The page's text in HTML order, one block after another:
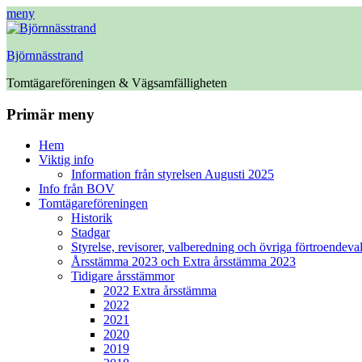
meny
Björnnässtrand
Tomtägareföreningen & Vägsamfälligheten
Facebook
Primär meny
HoppaHem
Viktig info
Information från styrelsen Augusti 2025
Info från BOV
Tomtägareföreningen
Historik
Stadgar
Styrelse, revisorer, valberedning och övriga
Årsstämma 2023 och Extra årsstämma 2023
Tidigare årsstämmor
2022 Extra årsstämma
2022
2021
2020
2019